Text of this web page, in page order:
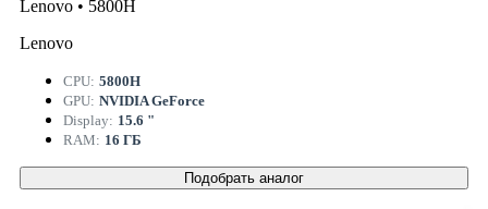
Lenovo • 5800H
Lenovo
CPU: 5800H
GPU: NVIDIA GeForce
Display: 15.6 "
RAM: 16 ГБ
Подобрать аналог